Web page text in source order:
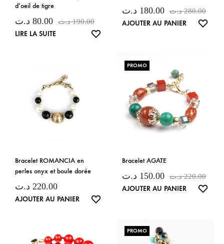
d’oeil de tigre
80.00 د.ت 190.00 د.ت
LIRE LA SUITE
180.00 د.ت 280.00 د.ت
AJOUTER AU PANIER
Bracelet ROMANCIA en
perles onyx et boule dorée
220.00 د.ت
AJOUTER AU PANIER
PROMO
Bracelet AGATE
150.00 د.ت 220.00 د.ت
AJOUTER AU PANIER
PROMO